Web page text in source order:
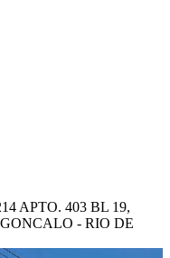
APTO. 403 BL 19,
- RIO DE